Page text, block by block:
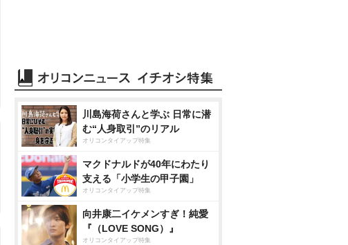
川島海荷さんと学ぶ 日常に潜
む“人身取引”のリアル
オリコンタイアップ特集
マクドナルドが40年にわたり
支える「小学生の甲子園」
オリコンタイアップ特集
向井康二イケメンすぎ！純愛
『（LOVE SONG）』
オリコンタイアップ特集